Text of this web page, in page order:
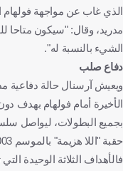
الذي غاب عن مواجهة فولهام
مدريد، وقال: "سيكون متاحا
الشيء بالنسبة له".
دفاع صلب
ويعيش آرسنال حالة دفاعية
بجميع البطولات، ليواصل
حقبة "اللا هزيمة" بالموسم 2003-2004.
فالأهداف الثلاثة الوحيدة